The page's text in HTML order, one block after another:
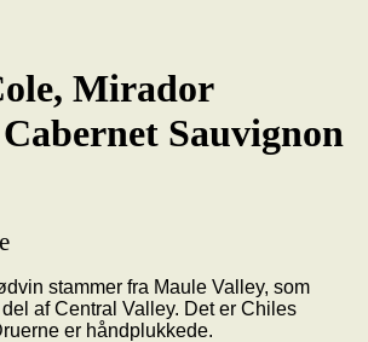
Mirador
Sauvignon
stammer fra Maule Valley, som
af Central Valley. Det er Chiles
er håndplukkede.